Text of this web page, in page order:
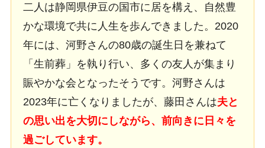
二人は静岡県伊豆の国市に居を構え、自然豊
かな環境で共に人生を歩んできました。2020
年には、河野さんの80歳の誕生日を兼ねて
「生前葬」を執り行い、多くの友人が集まり
賑やかな会となったそうです。河野さんは
2023年に亡くなりましたが、藤田さんは夫と
の思い出を大切にしながら、前向きに日々を
過ごしています。